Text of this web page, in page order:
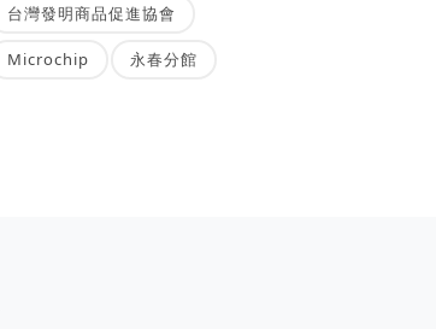
台灣發明商品促進協會
Microchip 永春分館